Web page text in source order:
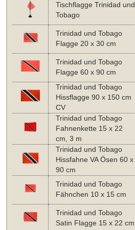
Tischflagge Trinidad und
Tobago
Trinidad und Tobago
Flagge 20 x 30 cm
Trinidad und Tobago
Flagge 60 x 90 cm
Trinidad und Tobago
Hissflagge 90 x 150 cm
CV
Trinidad und Tobago
Fahnenkette 15 x 22
cm, 3 m
Trinidad und Tobago
Hissfahne VA Ösen 60 x
90 cm
Trinidad und Tobago
Fähnchen 10 x 15 cm
Trinidad und Tobago
Satin Flagge 15 x 22 cm